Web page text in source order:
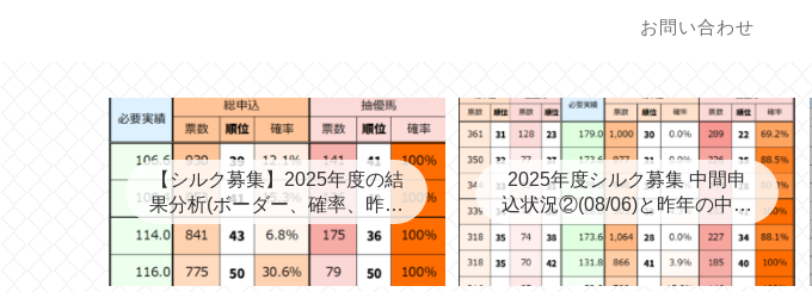
お問い合わせ
【シルク募集】2025年度の結
果分析(ボーダー、確率、昨年
度との比較など)
2025年度シルク募集 中間申
込状況②(08/06)と昨年の中間
③→最終